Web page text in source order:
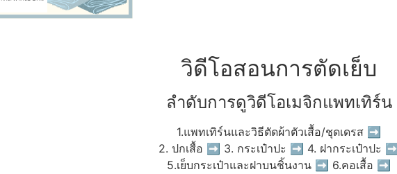
วิดีโอสอนการตัดเย็บ
ลำดับการดูวิดีโอเมจิกแพทเทิร์น
1.แพทเทิร์นและวิธีตัดผ้าตัวเสื้อ/ชุดเดรส ➡
2. ปกเสื้อ ➡ 3. กระเป๋าปะ ➡ 4. ฝากระเป๋าปะ ➡
5.เย็บกระเป๋าและฝาบนชิ้นงาน ➡ 6.คอเสื้อ ➡